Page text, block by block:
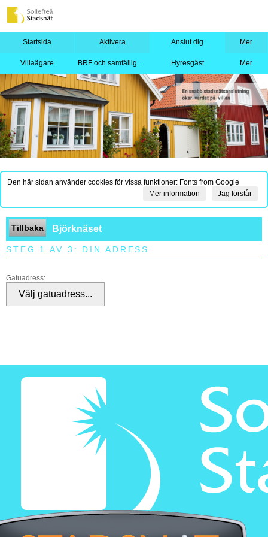
Startsida Aktivera Anslut dig Mer
Villaägare BRF och samfällighet Hyresgäst Mer
Den här sidan använder cookies för vissa funktioner: Fonts from Google
Jag förstår
Mer information
Tillbaka Björknäset
STEG 1 AV 3: DIN ADRESS
Gatuadress: